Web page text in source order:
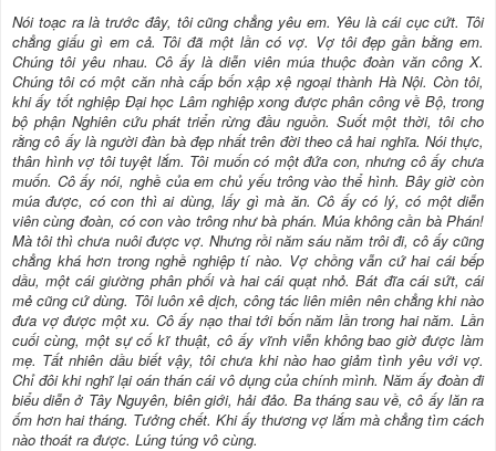
Nói toạc ra là trước đây, tôi cũng chẳng yêu em. Yêu là cái cục cứt. Tôi
chẳng giấu gì em cả. Tôi đã một lần có vợ. Vợ tôi đẹp gần bằng em.
Chúng tôi yêu nhau. Cô ấy là diễn viên múa thuộc đoàn văn công X.
Chúng tôi có một căn nhà cấp bốn xập xệ ngoại thành Hà Nội. Còn tôi,
khi ấy tốt nghiệp Đại học Lâm nghiệp xong được phân công về Bộ, trong
bộ phận Nghiên cứu phát triển rừng đầu nguồn. Suốt một thời, tôi cho
rằng cô ấy là người đàn bà đẹp nhất trên đời theo cả hai nghĩa. Nói thực,
thân hình vợ tôi tuyệt lắm. Tôi muốn có một đứa con, nhưng cô ấy chưa
muốn. Cô ấy nói, nghề của em chủ yếu trông vào thể hình. Bây giờ còn
múa được, có con thì ai dùng, lấy gì mà ăn. Cô ấy có lý, có một diễn
viên cùng đoàn, có con vào trông như bà phán. Múa không cần bà Phán!
Mà tôi thì chưa nuôi được vợ. Nhưng rồi năm sáu năm trôi đi, cô ấy cũng
chẳng khá hơn trong nghề nghiệp tí nào. Vợ chồng vẫn cứ hai cái bếp
dầu, một cái giường phân phối và hai cái quạt nhỏ. Bát đĩa cái sứt, cái
mẻ cũng cứ dùng. Tôi luôn xê dịch, công tác liên miên nên chẳng khi nào
đưa vợ được một xu. Cô ấy nạo thai tới bốn năm lần trong hai năm. Lần
cuối cùng, một sự cố kĩ thuật, cô ấy vĩnh viễn không bao giờ được làm
mẹ. Tất nhiên dầu biết vậy, tôi chưa khi nào hao giảm tình yêu với vợ.
Chỉ đôi khi nghĩ lại oán thán cái vô dụng của chính mình. Năm ấy đoàn đi
biểu diễn ở Tây Nguyên, biên giới, hải đảo. Ba tháng sau về, cô ấy lăn ra
ốm hơn hai tháng. Tưởng chết. Khi ấy thương vợ lắm mà chẳng tìm cách
nào thoát ra được. Lúng túng vô cùng.